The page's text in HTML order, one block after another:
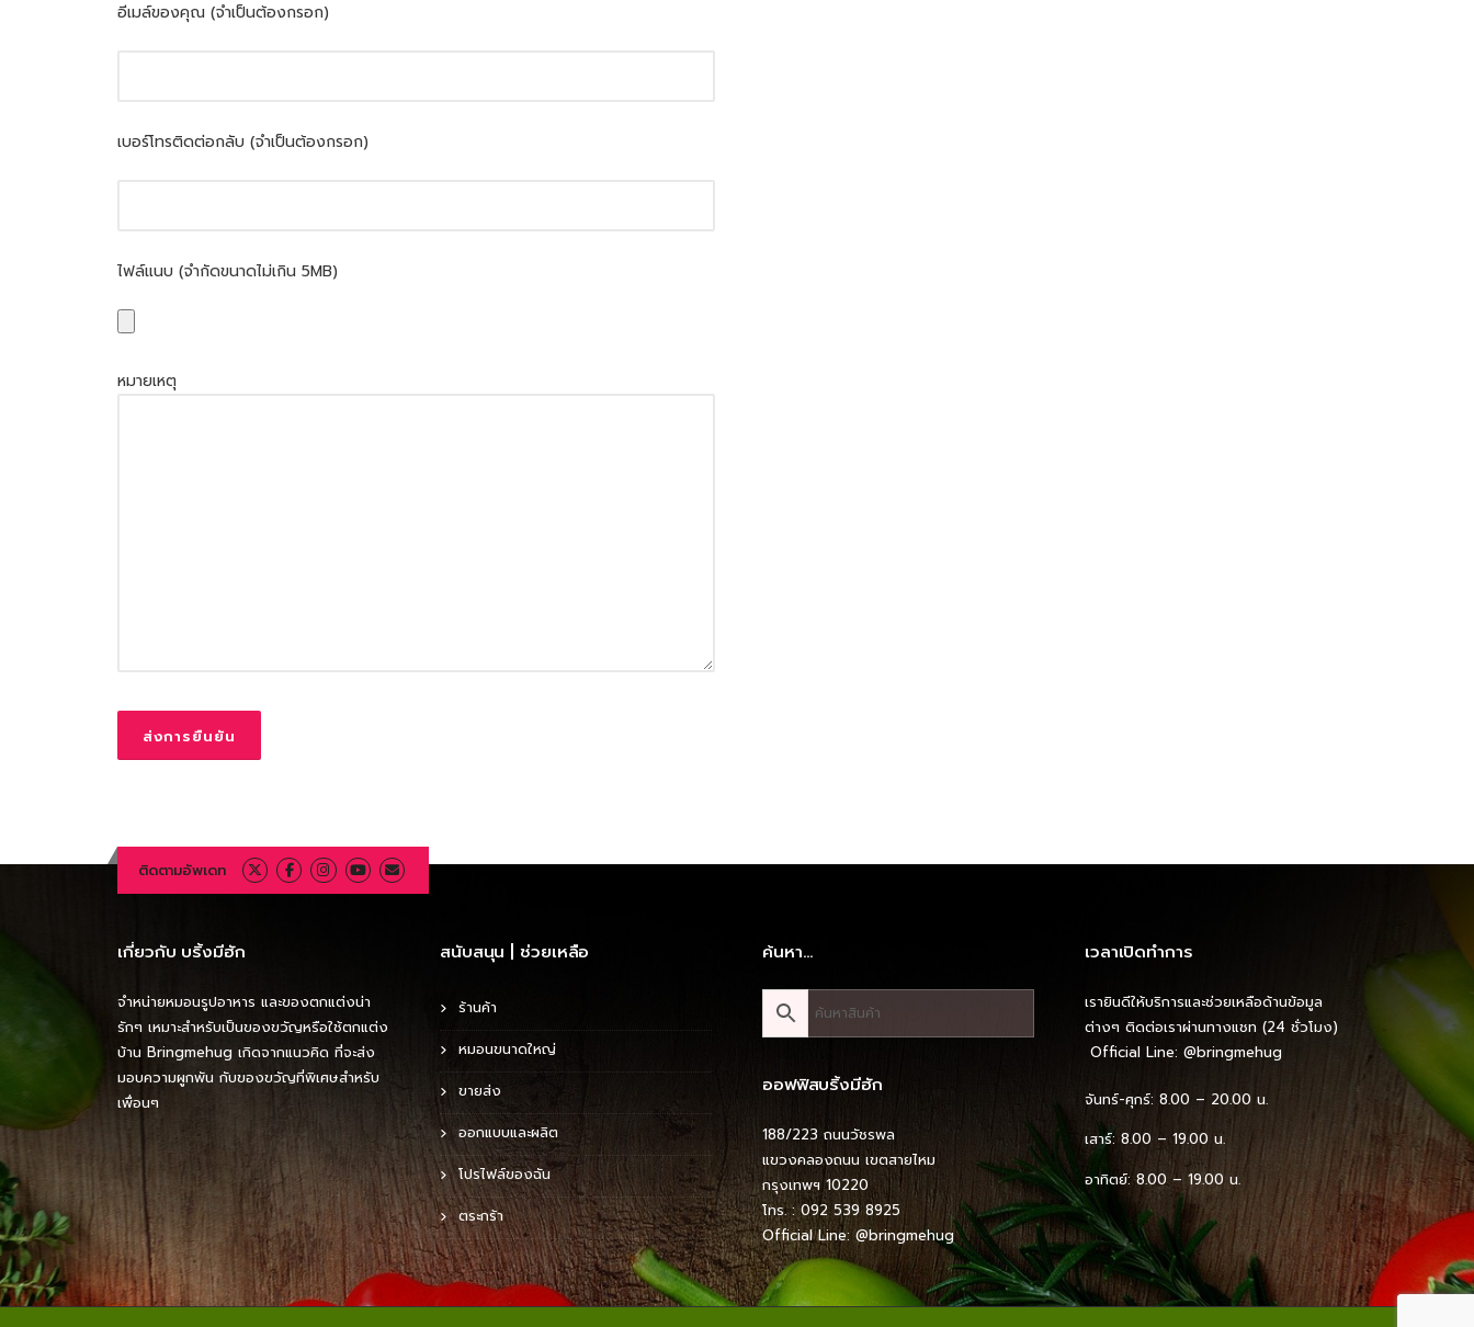
อีเมล์ของคุณ (จำเป็นต้องกรอก)
เบอร์โทรติดต่อกลับ (จำเป็นต้องกรอก)
ไฟล์แนบ (จำกัดขนาดไม่เกิน 5MB)
หมายเหตุ
ติดตามอัพเดท
เกี่ยวกับ บริ้งมีฮัก
จำหน่ายหมอนรูปอาหาร และของตกแต่งน่า
รักๆ เหมาะสำหรับเป็นของขวัญหรือใช้ตกแต่ง
บ้าน Bringmehug เกิดจากแนวคิด ที่จะส่ง
มอบความผูกพัน กับของขวัญที่พิเศษสำหรับ
เพื่อนๆ
สนับสนุน | ช่วยเหลือ
ร้านค้า
หมอนขนาดใหญ่
ขายส่ง
ออกแบบและผลิต
โปรไฟล์ของฉัน
ตระกร้า
ค้นหา…
ออฟฟิสบริ้งมีฮัก
188/223 ถนนวัชรพล
แขวงคลองถนน เขตสายไหม
กรุงเทพฯ 10220
โทร. : 092 539 8925
Official Line:@bringmehug
เวลาเปิดทำการ
เรายินดีให้บริการและช่วยเหลือด้านข้อมูล
ต่างๆ ติดต่อเราผ่านทางแชท (24 ชั่วโมง)
Official Line: @bringmehug
จันทร์-ศุกร์: 8.00 – 20.00 น.
เสาร์: 8.00 – 19.00 น.
อาทิตย์: 8.00 – 19.00 น.